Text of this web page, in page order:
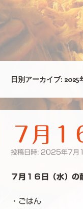
日別アーカイブ: 2025
７月１
投稿日時: 2025年7月
７月１６日（水）の
・ごはん